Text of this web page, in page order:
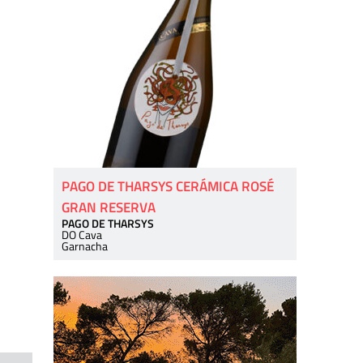
PAGO DE THARSYS CERÁMICA ROSÉ
GRAN RESERVA
PAGO DE THARSYS
DO Cava
Garnacha